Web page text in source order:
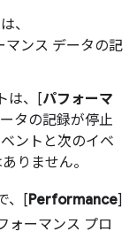
、
マンス データの記
は、[パフォーマ
タの記録が停止
ントと次のイベ
りません。
、[Performance]
ォーマンス プロ